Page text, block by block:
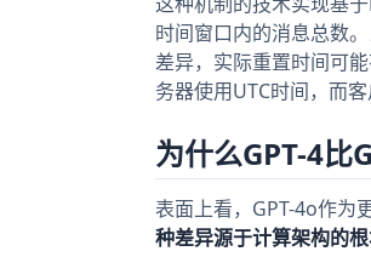
时间窗口内的消息总数
差异，实际重置时间可
务器使用UTC时间，而
为什么GPT-4比
表面上看，GPT-4o作为
种差异源于计算架构的